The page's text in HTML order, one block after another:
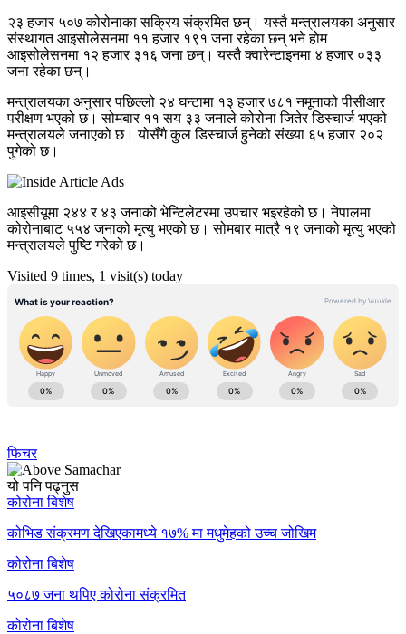
२३ हजार ५०७ कोरोनाका सक्रिय संक्रमित छन्। यस्तै मन्त्रालयका अनुसार
संस्थागत आइसोलेसनमा ११ हजार १९१ जना रहेका छन् भने होम
आइसोलेसनमा १२ हजार ३१६ जना छन्। यस्तै क्वारेन्टाइनमा ४ हजार ०३३
जना रहेका छन्।
मन्त्रालयका अनुसार पछिल्लो २४ घन्टामा १३ हजार ७८१ नमूनाको पीसीआर
परीक्षण भएको छ। सोमबार ११ सय ३३ जनाले कोरोना जितेर डिस्चार्ज भएको
मन्त्रालयले जनाएको छ। योसँगै कुल डिस्चार्ज हुनेको संख्या ६५ हजार २०२
पुगेको छ।
आइसीयूमा २४४ र ४३ जनाको भेन्टिलेटरमा उपचार भइरहेको छ। नेपालमा
कोरोनाबाट ५५४ जनाको मृत्यु भएको छ। सोमबार मात्रै १९ जनाको मृत्यु भएको
मन्त्रालयले पुष्टि गरेको छ।
Visited 9 times, 1 visit(s) today
फिचर
यो पनि पढ्नुस
कोरोना बिशेष
कोभिड संक्रमण देखिएकामध्ये १७% मा मधुमेहको उच्च जोखिम
कोरोना बिशेष
५०८७ जना थपिए कोरोना संक्रमित
कोरोना बिशेष